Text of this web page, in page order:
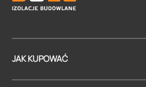
JAK KUPOWAĆ